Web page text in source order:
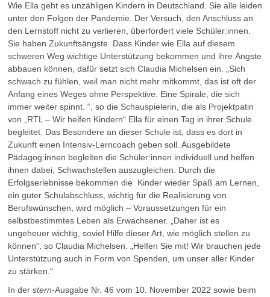
Wie Ella geht es unzähligen Kindern in Deutschland. Sie alle leiden
unter den Folgen der Pandemie. Der Versuch, den Anschluss an
den Lernstoff nicht zu verlieren, überfordert viele Schüler:innen.
Sie haben Zukunftsängste. Dass Kinder wie Ella auf diesem
schweren Weg wichtige Unterstützung bekommen und ihre Ängste
abbauen können, dafür setzt sich Claudia Michelsen ein. „Sich
schwach zu fühlen, weil man nicht mehr mitkommt, das ist oft der
Anfang eines Weges ohne Perspektive. Eine Spirale, die sich
immer weiter spinnt. “, so die Schauspielerin, die als Projektpatin
von „RTL – Wir helfen Kindern“ Ella für einen Tag in ihrer Schule
begleitet. Das Besondere an dieser Schule ist, dass es dort in
Zukunft einen Intensiv-Lerncoach geben soll. Ausgebildete
Pädagog:innen begleiten die Schüler:innen individuell und helfen
ihnen dabei, Schwachstellen auszugleichen. Durch die
Erfolgserlebnisse bekommen die Kinder wieder Spaß am Lernen,
ein guter Schulabschluss, wichtig für die Realisierung von
Berufswünschen, wird möglich – Voraussetzungen für ein
selbstbestimmtes Leben als Erwachsener. „Daher ist es
ungeheuer wichtig, soviel Hilfe dieser Art, wie möglich stellen zu
können“, so Claudia Michelsen. „Helfen Sie mit! Wir brauchen jede
Unterstützung auch in Form von Spenden, um unser aller Kinder
zu stärken.“
In der stern-Ausgabe Nr. 46 vom 10. November 2022 sowie beim